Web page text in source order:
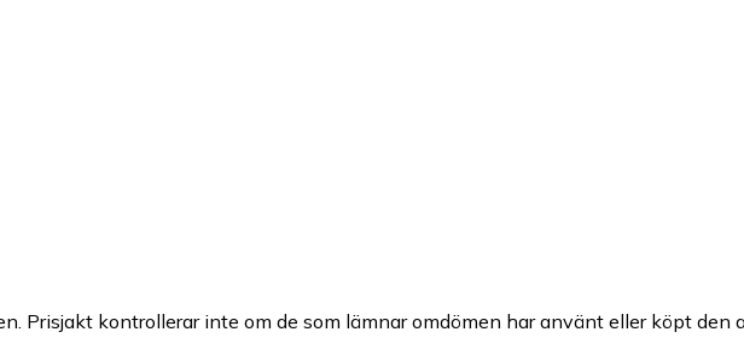
Prisjakt kontrollerar inte om de som lämnar omdömen har använt eller köpt den